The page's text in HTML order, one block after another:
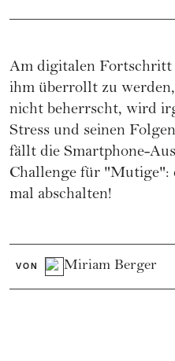
Am digitalen Fortschritt
ihm überrollt zu
nicht beherrscht, wird
Stress und seinen
fällt die Smartphone-
Challenge für "Mutige":
mal abschalten!
VON Miriam Berger